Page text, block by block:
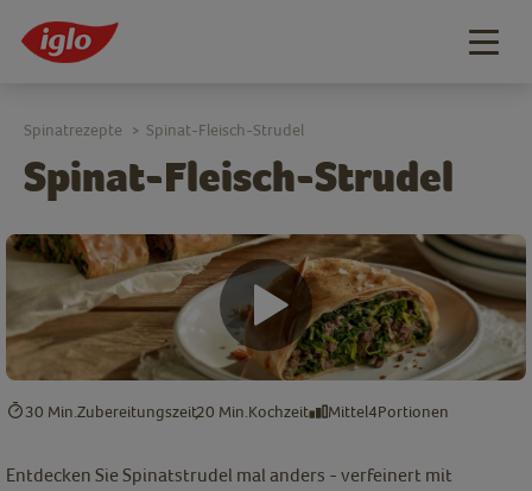
Spinat-Fleisch-Strudel
Spinatrezepte > Spinat-Fleisch-Strudel
30 Min. Zubereitungszeit20 Min. Kochzeit Mittel4Portionen
Entdecken Sie Spinatstrudel mal anders - verfeinert mit